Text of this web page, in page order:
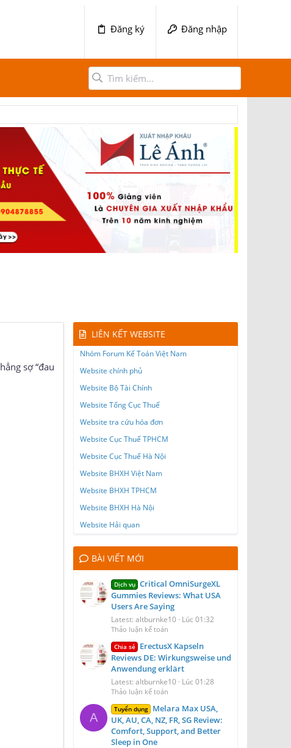
Đăng ký Đăng nhập
sợ “đau
LIÊN KẾT WEBSITE
Nhóm Forum Kế Toán Việt Nam
Website chính phủ
Website Bộ Tài Chính
Website Tổng Cục Thuế
Website tra cứu hóa đơn
Website Cục Thuế TPHCM
Website Cục Thuế Hà Nội
Website BHXH Việt Nam
Website BHXH TPHCM
Website BHXH Hà Nội
Website Hải quan
BÀI VIẾT MỚI
Dịch vụ Critical OmniSurgeXL
Gummies Reviews: What USA
Users Are Saying
Latest: altburnke10 Lúc 01:32
Thảo luận kế toán
Chia sẻ ErectusX Kapseln
Reviews DE: Wirkungsweise und
Anwendung erklärt
Latest: altburnke10 Lúc 01:28
Thảo luận kế toán
A
Tuyển dụng Melara Max USA,
UK, AU, CA, NZ, FR, SG Review:
Comfort, Support, and Better
Sleep in One